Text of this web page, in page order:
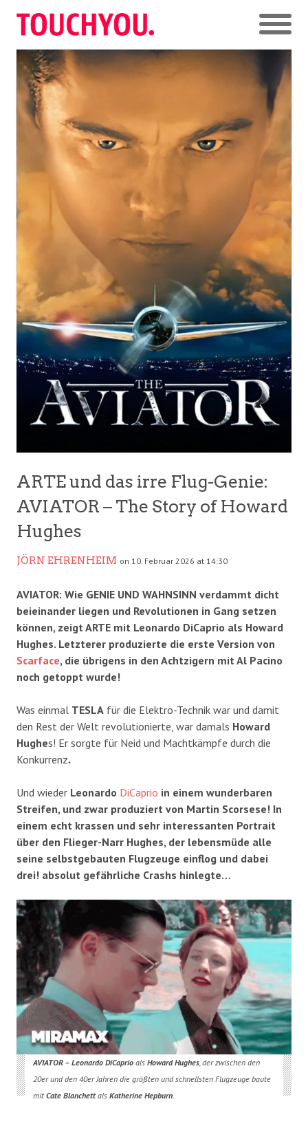
ARTE und das irre Flug-Genie:
AVIATOR – The Story of Howard
Hughes
JÖRN EHRENHEIM on 10. Februar 2026 at 14:30
AVIATOR: Wie GENIE UND WAHNSINN verdammt dicht
beieinander liegen und Revolutionen in Gang setzen
können, zeigt ARTE mit Leonardo DiCaprio als Howard
Hughes. Letzterer produzierte die erste Version von
Scarface, die übrigens in den Achtzigern mit Al Pacino
noch getoppt wurde!
Was einmal TESLA für die Elektro-Technik war und damit
den Rest der Welt revolutionierte, war damals Howard
Hughes! Er sorgte für Neid und Machtkämpfe durch die
Konkurrenz.
Und wieder Leonardo DiCaprio in einem wunderbaren
Streifen, und zwar produziert von Martin Scorsese! In
einem echt krassen und sehr interessanten Portrait
über den Flieger-Narr Hughes, der lebensmüde alle
seine selbstgebauten Flugzeuge einflog und dabei
drei! absolut gefährliche Crashs hinlegte…
AVIATOR – Leonardo DiCaprioals Howard Hughes, der zwischen den
20er und den 40er Jahren die größten und schnellsten Flugzeuge baute
mit Cate Blanchettals Katherine Hepburn.